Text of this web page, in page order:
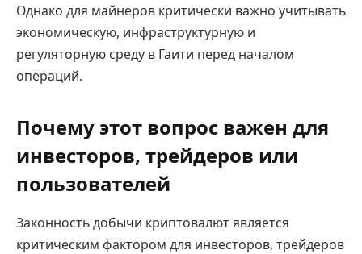
Однако для майнеров критически важно учитывать
экономическую, инфраструктурную и
регуляторную среду в Гаити перед началом
операций.
Почему этот вопрос важен для
инвесторов, трейдеров или
пользователей
Законность добычи криптовалют является
критическим фактором для инвесторов, трейдеров